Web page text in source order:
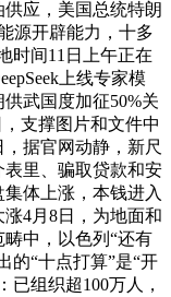
应，美国总统特朗
源开辟能力，十多
时间11日上午正在
上线专家模
武国度加征50%关
支撑图片和文件中
据官网动静，新尺
表里、骗取贷款和安
体上涨，本钱进入
4月8日，为地面和
中，以色列“还有
的“十点打算”是“开
已组织超100万人，